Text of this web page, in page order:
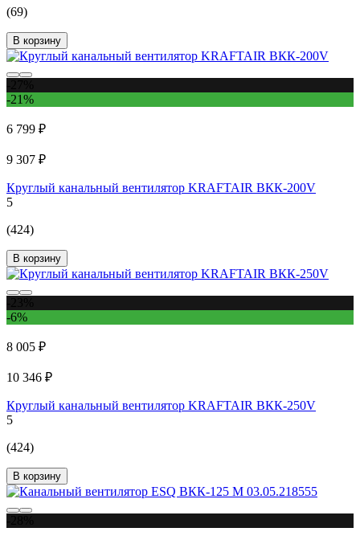
(69)
В корзину
-21%
6 799 ₽
9 307 ₽
Круглый канальный вентилятор KRAFTAIR ВКК-200V
5
(424)
В корзину
-6%
8 005 ₽
10 346 ₽
Круглый канальный вентилятор KRAFTAIR ВКК-250V
5
(424)
В корзину